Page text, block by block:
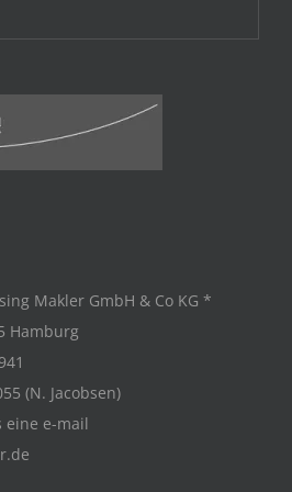
Makler GmbH & Co KG *
Hamburg
(N. Jacobsen)
eine e-mail